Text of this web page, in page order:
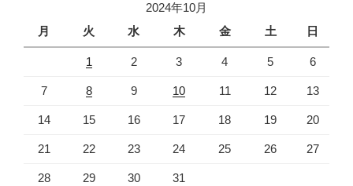
2024年10月
月
火 水 木 金 土 日
1 2 3 4 5 6
7 8 9 10 11 12 13
14 15 16 17 18 19 20
21 22 23 24 25 26 27
28 29 30 31